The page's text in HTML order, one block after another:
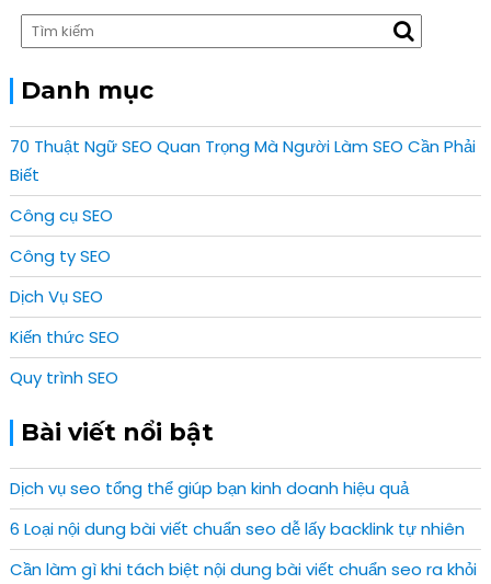
:
Danh mục
70 Thuật Ngữ SEO Quan Trọng Mà Người Làm SEO Cần Phải
Biết
Công cụ SEO
Công ty SEO
Dịch Vụ SEO
Kiến thức SEO
Quy trình SEO
Bài viết nổi bật
Dịch vụ seo tổng thể giúp bạn kinh doanh hiệu quả
6 Loại nội dung bài viết chuẩn seo dễ lấy backlink tự nhiên
Cần làm gì khi tách biệt nội dung bài viết chuẩn seo ra khỏi